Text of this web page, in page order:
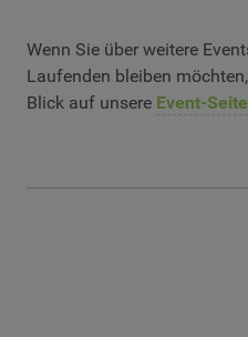
Wenn Sie über weitere
Laufenden bleiben
Blick auf unsere Event-Seite